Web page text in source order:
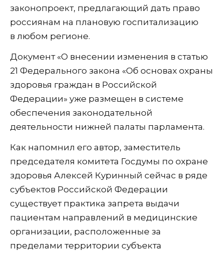
законопроект, предлагающий дать право
россиянам на плановую госпитализацию
в любом регионе.
Документ «О внесении изменения в статью
21 Федерального закона «Об основах охраны
здоровья граждан в Российской
Федерации» уже размещен в системе
обеспечения законодательной
деятельности нижней палаты парламента.
Как напомнил его автор, заместитель
председателя комитета Госдумы по охране
здоровья Алексей Куринный сейчас в ряде
субъектов Российской Федерации
существует практика запрета выдачи
пациентам направлений в медицинские
организации, расположенные за
пределами территории субъекта